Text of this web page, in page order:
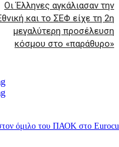
Οι Έλληνες αγκάλιασαν την
και το ΣΕΦ είχε τη 2η
μεγαλύτερη προσέλευση
κόσμου στο «παράθυρο»
όμιλο του ΠΑΟΚ στο